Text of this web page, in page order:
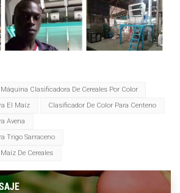
Máquina Clasificadora De Cereales Por Color
El Maíz
Clasificador De Color Para Centeno
Avena
Trigo Sarraceno
De Cereales